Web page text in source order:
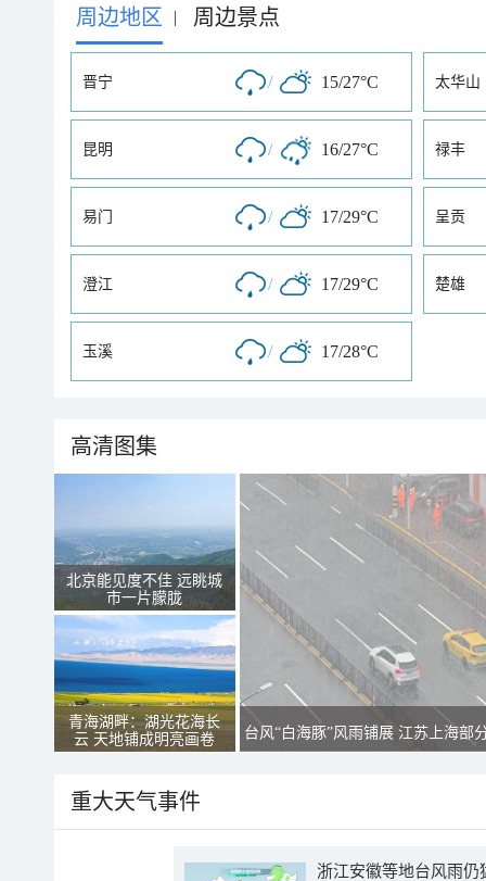
周边地区 | 周边景点
晋宁 / 15/27°C 太华山
昆明 / 16/27°C 禄丰
易门 / 17/29°C 呈贡
澄江 / 17/29°C 楚雄
玉溪 / 17/28°C
高清图集
北京能见度不佳 远眺城
市一片朦胧
青海湖畔：湖光花海长
云 天地铺成明亮画卷
台风“白海豚”风雨铺展 江苏上海部
重大天气事件
浙江安徽等地台风雨